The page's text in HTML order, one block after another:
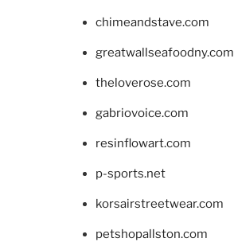
chimeandstave.com
greatwallseafoodny.com
theloverose.com
gabriovoice.com
resinflowart.com
p-sports.net
korsairstreetwear.com
petshopallston.com